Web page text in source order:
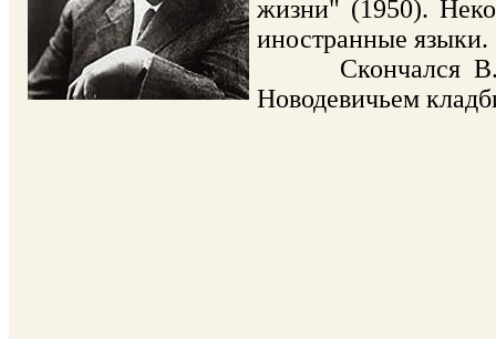
жизни" (1950).
иностранные языки.
Скончался В.Г.
Новодевичьем